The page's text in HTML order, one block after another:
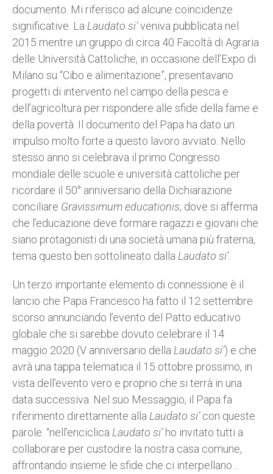
documento. Mi riferisco ad alcune coincidenze
significative. La Laudato si’veniva pubblicata nel
2015 mentre un gruppo di circa 40 Facoltà di Agraria
delle Università Cattoliche, in occasione dell’Expo di
Milano su “Cibo e alimentazione”, presentavano
progetti di intervento nel campo della pesca e
dell’agricoltura per rispondere alle sfide della fame e
della povertà. Il documento del Papa ha dato un
impulso molto forte a questo lavoro avviato. Nello
stesso anno si celebrava il primo Congresso
mondiale delle scuole e università cattoliche per
ricordare il 50° anniversario della Dichiarazione
conciliare Gravissimum educationis, dove si afferma
che l’educazione deve formare ragazzi e giovani che
siano protagonisti di una società umana più fraterna,
tema questo ben sottolineato dalla Laudato si’.
Un terzo importante elemento di connessione è il
lancio che Papa Francesco ha fatto il 12 settembre
scorso annunciando l’evento del Patto educativo
globale che si sarebbe dovuto celebrare il 14
maggio 2020 (V anniversario della Laudato si’) e che
avrà una tappa telematica il 15 ottobre prossimo, in
vista dell’evento vero e proprio che si terrà in una
data successiva. Nel suo Messaggio, il Papa fa
riferimento direttamente alla Laudato si’con queste
parole: “nell’enciclica Laudato si’ho invitato tutti a
collaborare per custodire la nostra casa comune,
affrontando insieme le sfide che ci interpellano…